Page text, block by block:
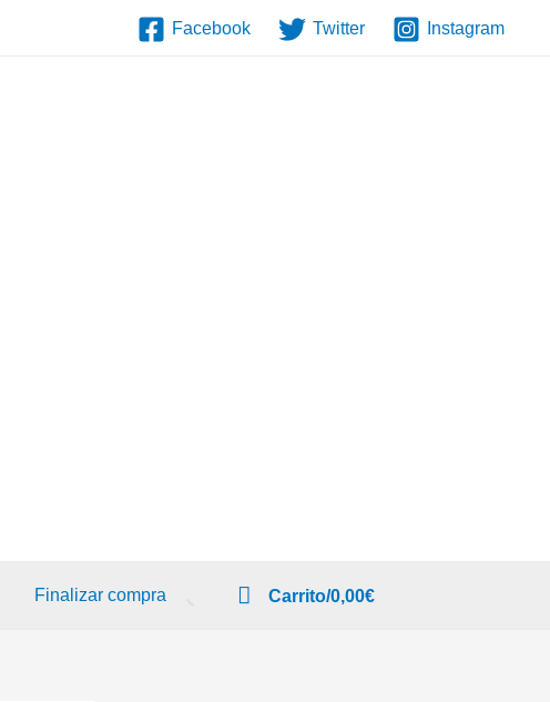
Facebook Twitter Instagram
Finalizar compra Carrito/0,00€